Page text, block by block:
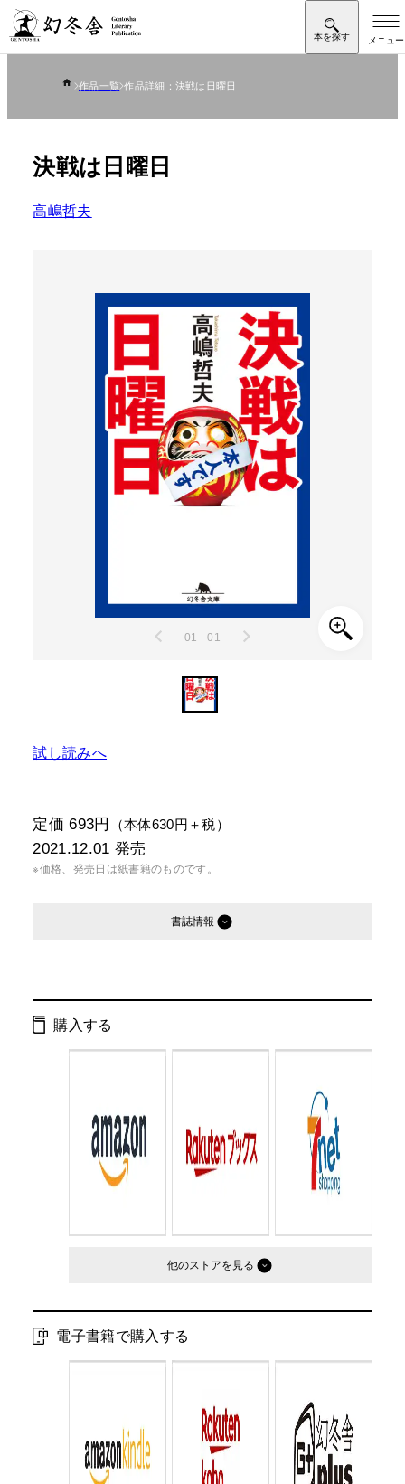
作品一覧 作品詳細：決戦は日曜日
決戦は日曜日
高嶋哲夫
01 - 01
試し読みへ
定価 693円 （本体630円＋税）
2021.12.01 発売
※価格、発売日は紙書籍のものです。
書誌情報
ページ数：
判型： 文庫判
購入する
他のストア
電子書籍で購入する